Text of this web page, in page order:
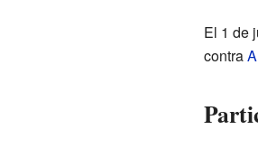
El 1 de
contra